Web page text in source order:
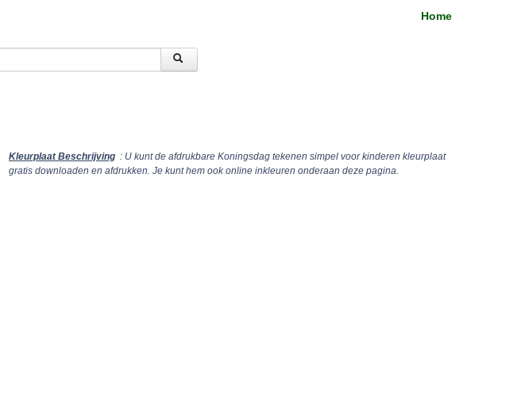
Home
Kleurplaat Beschrijving : U kunt de afdrukbare Koningsdag tekenen simpel voor kinderen kleurplaat
gratis downloaden en afdrukken. Je kunt hem ook online inkleuren onderaan deze pagina.